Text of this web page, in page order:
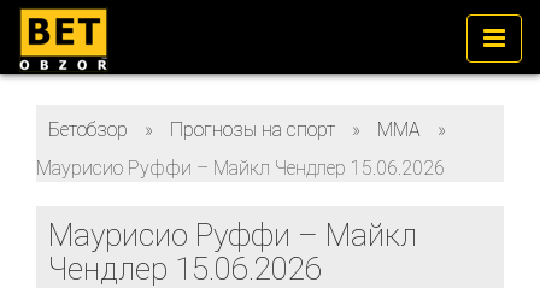
Бетобзор » Прогнозы на спорт » ММА
»
Маурисио Руффи – Майкл Чендлер 15.06.2026
Маурисио Руффи – Майкл
Чендлер 15.06.2026